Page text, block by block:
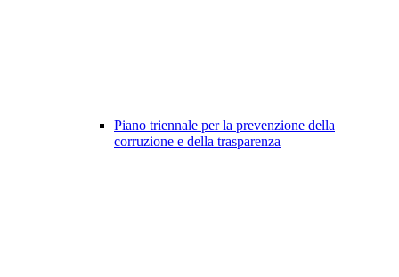
Piano triennale per la prevenzione della
corruzione e della trasparenza